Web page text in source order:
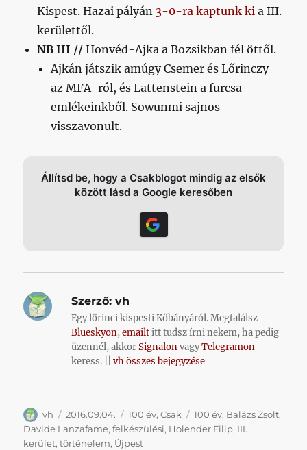
Kispest. Hazai pályán 3-0-ra kaptunk ki a III.
kerülettől.
NB III // Honvéd-Ajka a Bozsikban fél öttől.
Ajkán játszik amúgy Csemer és Lőrinczy
az MFA-ról, és Lattenstein a furcsa
emlékeinkből. Sowunmi sajnos
visszavonult.
Állítsd be, hogy a Csakblogot mindig az elsők
között lásd a Google keresőben
Szerző: vh
Egy lőrinci kispesti Kőbányáról. Megtalálsz
Blueskyon,emailtitt tudsz írni nekem, ha pedig
üzennél, akkorSignalonvagyTelegramon
keress. ||vh összes bejegyzése
Szerző
vh Közzétéve
2016.09.04. Kategória
100 év,Csak Címke
100 év, Balázs Zsolt,
Davide Lanzafame,felkészülési, Holender Filip, III.
kerület,történelem, Újpest